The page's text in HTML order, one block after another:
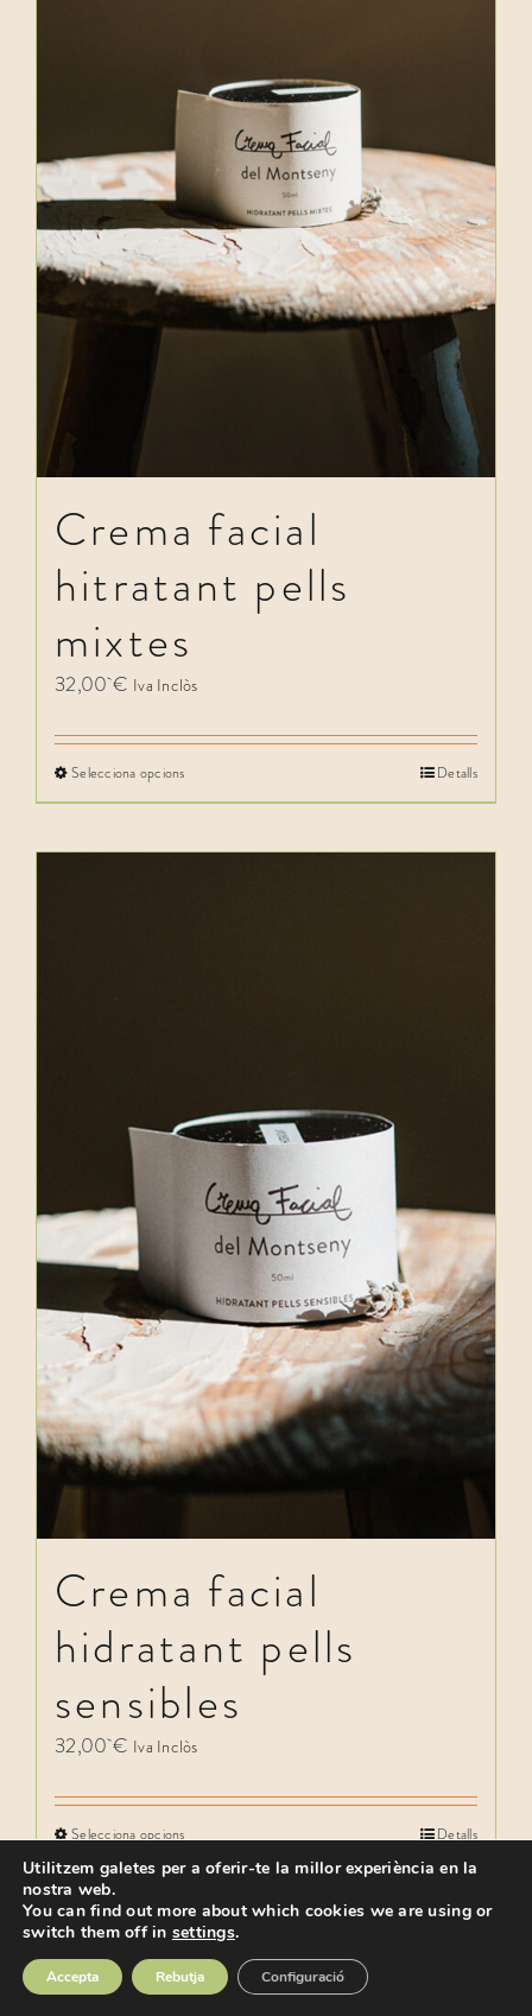
Crema facial
hitratant pells
mixtes
32,00€ Iva Inclòs
Selecciona opcions Detalls
Crema facial
hidratant pells
sensibles
32,00€ Iva Inclòs
Selecciona opcions Detalls
Utilitzem galetes per a oferir-te la millor experiència en la
nostra web.
You can find out more about which cookies we are using or
switch them off in settings.
Accepta Rebutja Configuració